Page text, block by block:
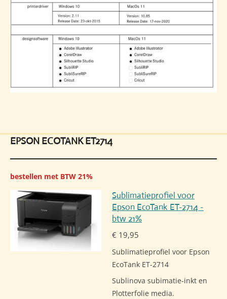
EPSON ECOTANK ET2714
bestellen met BTW 21%
Sublimatieprofiel voor
Epson EcoTank ET-2714 -
btw 21%
€ 19,95
Sublimatieprofiel voor Epson
EcoTank ET-2714
Sublinova subimatie-inkt en
Plotterfolie media.